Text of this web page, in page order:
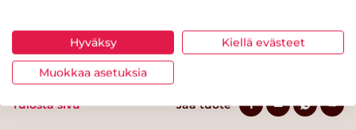
Tulosta sivu Jaa tuote
Hyväksy Kiellä evästeet
Muokkaa asetuksia